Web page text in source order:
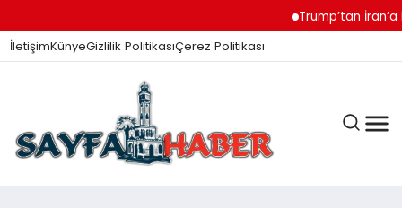
Trump’tan İran’a
İletişimKünyeGizlilik PolitikasıÇerez Politikası